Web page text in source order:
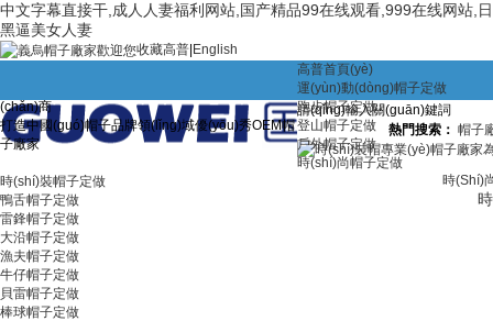
中文字幕直接干,成人人妻福利网站,国产精品99在线观看,999在线网站,
黑逼美女人妻
收藏高普 English
(chǎn)商
打造中國(guó)帽子品牌領(lǐng)域優(yōu)秀OEM帽
子廠家
高普首頁(yè)
運(yùn)動(dòng)帽子定做
跑步帽子定做
登山帽子定做
戶外帽子定做
時(shí)尚帽子定做
時(shí)裝帽子定做
鴨舌帽子定做
雷鋒帽子定做
大沿帽子定做
漁夫帽子定做
牛仔帽子定做
貝雷帽子定做
棒球帽子定做
熱門搜索： 帽子
時(shí)